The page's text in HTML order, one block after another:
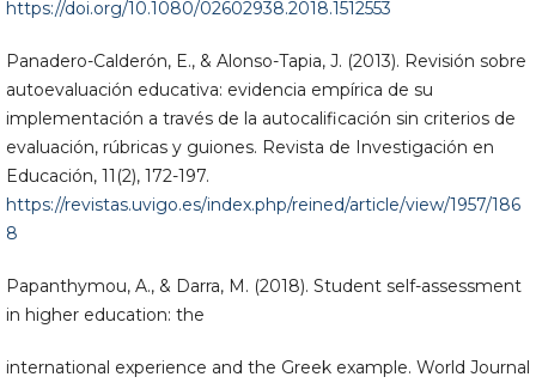
https://doi.org/10.1080/02602938.2018.1512553
Panadero-Calderón, E., & Alonso-Tapia, J. (2013). Revisión sobre
autoevaluación educativa: evidencia empírica de su
implementación a través de la autocalificación sin criterios de
evaluación, rúbricas y guiones. Revista de Investigación en
Educación, 11(2), 172-197.
https://revistas.uvigo.es/index.php/reined/article/view/1957/186
8
Papanthymou, A., & Darra, M. (2018). Student self-assessment
in higher education: the
international experience and the Greek example. World Journal